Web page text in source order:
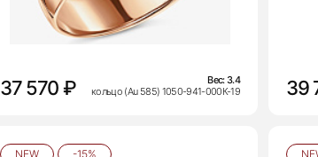
37 570 ₽ Вес:3.4
кольцо (Au 585) 1050-941-000К-19
39
NEW -15%